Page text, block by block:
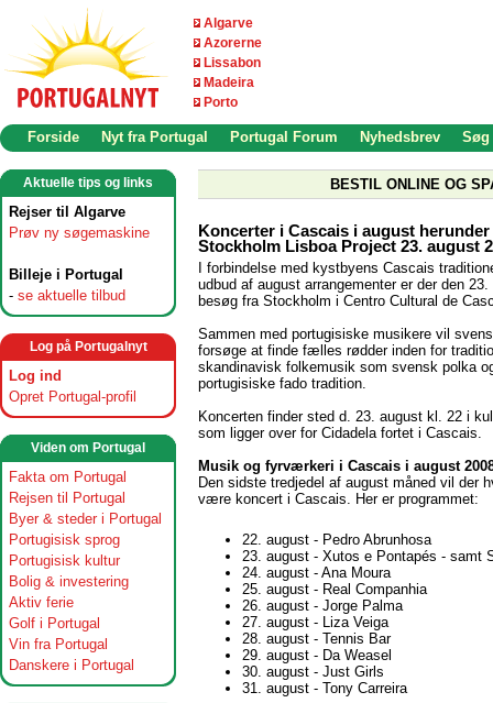
Algarve
Azorerne
Lissabon
Madeira
Porto
Forside Nyt fra Portugal Portugal Forum Nyhedsbrev Søg
Aktuelle tips og links
Rejser til Algarve
Prøv ny søgemaskine
Billeje i Portugal
- se aktuelle tilbud
Log på Portugalnyt
Log ind
Opret Portugal-profil
Viden om Portugal
Fakta om Portugal
Rejsen til Portugal
Byer & steder i Portugal
Portugisisk sprog
Portugisisk kultur
Bolig & investering
Aktiv ferie
Golf i Portugal
Vin fra Portugal
Danskere i Portugal
BESTIL ONLINE OG
Koncerter i Cascais i august herunder
Stockholm Lisboa Project 23. august
I forbindelse med kystbyens Cascais
udbud af august arrangementer er der den 23.
besøg fra Stockholm i Centro Cultural de
Sammen med portugisiske musikere vil
forsøge at finde fælles rødder inden for
skandinavisk folkemusik som svensk polka
portugisiske fado tradition.
Koncerten finder sted d. 23. august kl. 22 i
som ligger over for Cidadela fortet i Cascais.
Musik og fyrværkeri i Cascais i august
Den sidste tredjedel af august måned vil der
være koncert i Cascais. Her er programmet:
22. august - Pedro Abrunhosa
23. august - Xutos e Pontapés - samt
24. august - Ana Moura
25. august - Real Companhia
26. august - Jorge Palma
27. august - Liza Veiga
28. august - Tennis Bar
29. august - Da Weasel
30. august - Just Girls
31. august - Tony Carreira